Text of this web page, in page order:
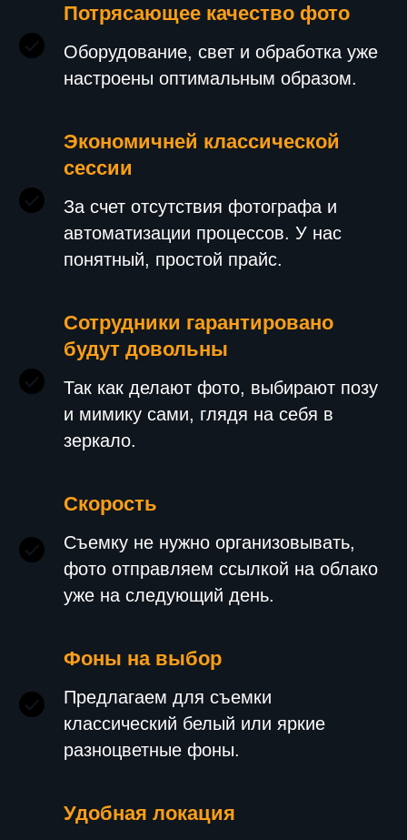
Потрясающее качество фото
Оборудование, свет и обработка уже
настроены оптимальным образом.
Экономичней классической
сессии
За счет отсутствия фотографа и
автоматизации процессов. У нас
понятный, простой прайс.
Сотрудники гарантировано
будут довольны
Так как делают фото, выбирают позу
и мимику сами, глядя на себя в
зеркало.
Скорость
Съемку не нужно организовывать,
фото отправляем ссылкой на облако
уже на следующий день.
Фоны на выбор
Предлагаем для съемки
классический белый или яркие
разноцветные фоны.
Удобная локация